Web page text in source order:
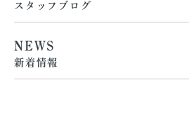
スタッフブログ
NEWS
新着情報